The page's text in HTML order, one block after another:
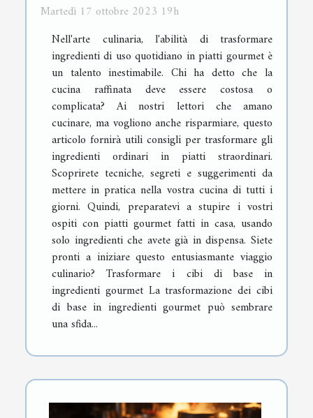
Martedì 17 ottobre 2023 19h
Nell'arte culinaria, l'abilità di trasformare
ingredienti di uso quotidiano in piatti gourmet è
un talento inestimabile. Chi ha detto che la
cucina raffinata deve essere costosa o
complicata? Ai nostri lettori che amano
cucinare, ma vogliono anche risparmiare, questo
articolo fornirà utili consigli per trasformare gli
ingredienti ordinari in piatti straordinari.
Scoprirete tecniche, segreti e suggerimenti da
mettere in pratica nella vostra cucina di tutti i
giorni. Quindi, preparatevi a stupire i vostri
ospiti con piatti gourmet fatti in casa, usando
solo ingredienti che avete già in dispensa. Siete
pronti a iniziare questo entusiasmante viaggio
culinario? Trasformare i cibi di base in
ingredienti gourmet La trasformazione dei cibi
di base in ingredienti gourmet può sembrare
una sfida...